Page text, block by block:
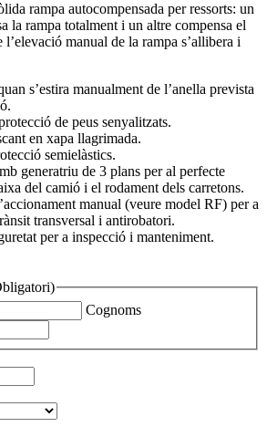
rampa autocompensada per ressorts: un
la rampa totalment i un altre compensa el
manual de la rampa s’allibera i
s’estira manualment de l’anella prevista
de peus senyalitzats.
en xapa llagrimada.
semielàstics.
generatriu de 3 plans per al perfecte
del camió i el rodament dels carretons.
manual (veure model RF) per a
transversal i antirobatori.
per a inspecció i manteniment.
Cognoms